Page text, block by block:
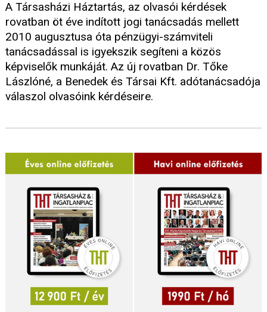
A Társasházi Háztartás, az olvasói kérdések
rovatban öt éve indított jogi tanácsadás mellett
2010 augusztusa óta pénzügyi-számviteli
tanácsadással is igyekszik segíteni a közös
képviselők munkáját. Az új rovatban Dr. Tőke
Lászlóné, a Benedek és Társai Kft. adótanácsadója
válaszol olvasóink kérdéseire.